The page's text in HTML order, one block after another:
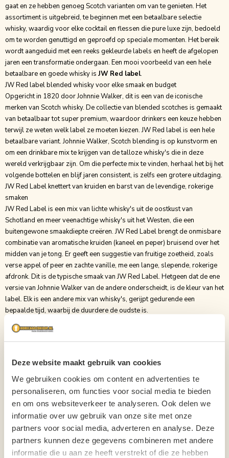
Deze website maakt gebruik van cookies
We gebruiken cookies om content en advertenties te
personaliseren, om functies voor social media te bieden
en om ons websiteverkeer te analyseren. Ook delen we
informatie over uw gebruik van onze site met onze
partners voor social media, adverteren en analyse. Deze
partners kunnen deze gegevens combineren met andere
informatie die u aan ze heeft verstrekt of die ze hebben
gaat en ze hebben genoeg Scotch varianten om van te genieten. Het
assortiment is uitgebreid, te beginnen met een betaalbare selectie
whisky, waardig voor elke cocktail en flessen die pure luxe zijn, bedoeld
om te worden genuttigd en geproefd op speciale momenten. Het bereik
wordt aangeduid met een reeks gekleurde labels en heeft de afgelopen
jaren een transformatie ondergaan. Een mooi voorbeeld van een hele
betaalbare en goede whisky is JW Red label.
JW Red label blended whisky voor elke smaak en budget
Opgericht in 1820 door Johnnie Walker, dit is een van de iconische
merken van Scotch whisky. De collectie van blended scotches is gemaakt
van betaalbaar tot super premium, waardoor drinkers een keuze hebben
terwijl ze weten welk label ze moeten kiezen.JW Red labelis een hele
betaalbare variant. Johnnie Walker, Scotch blending is op kunstvorm en
om een ​​drinkbare mix te krijgen van de talloze whisky's die in deze
wereld verkrijgbaar zijn. Om die perfecte mix te vinden, herhaal het bij het
volgende bottelen en blijf jaren consistent, is zelfs een grotere uitdaging.
JW Red Label knettert van kruiden en barst van de levendige, rokerige
smaken
JW Red Label is een mix van lichte whisky's uit de oostkust van
Schotland en meer veenachtige whisky's uit het Westen, die een
buitengewone smaakdiepte creëren. JW Red Label brengt de onmisbare
combinatie van aromatische kruiden (kaneel en peper) bruisend over het
midden van je tong. Er geeft een suggestie van fruitige zoetheid, zoals
verse appel of peer en zachte vanille, me een lange, slepende, rokerige
afdronk. Dit is de typische smaak van JW Red Label. Hetgeen dat de ene
versie van Johnnie Walker van de andere onderscheidt, is de kleur van het
label. Elk is een andere mix van whisky's, gerijpt gedurende een
bepaalde tijd, waarbij de duurdere de oudste is.
Koop voordelig JW Red Label
De JW Red Label is een mix van 30 jonge single malt en grain whisky's,
met een zoete en pittige smaak en stevige rook met een warme afdronk.
Horecagoedkoop.nl voor een superscherpe prijs!
Merk
Johnnie Walker
Inhoud 1L
Binnenlands? Nee